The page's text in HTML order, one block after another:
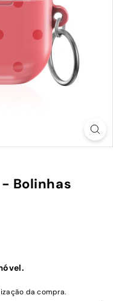
Bolinhas
da compra.